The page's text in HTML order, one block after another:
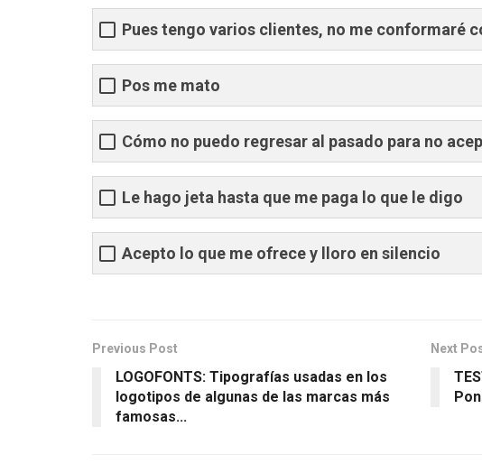
Pues tengo varios clientes, no me conformaré
Pos me mato
Cómo no puedo regresar al pasado para no
Le hago jeta hasta que me paga lo que le digo
Acepto lo que me ofrece y lloro en silencio
Previous Post
LOGOFONTS: Tipografías usadas en los
logotipos de algunas de las marcas más
famosas...
Next